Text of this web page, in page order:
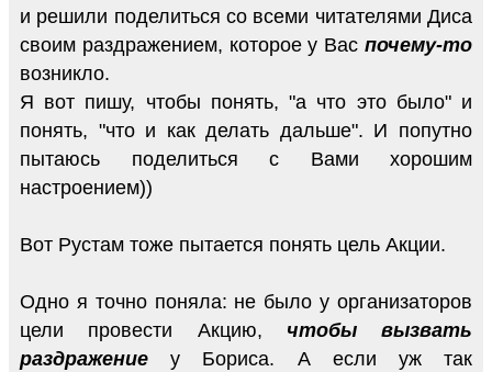
и решили поделиться со всеми читателями Диса
своим раздражением, которое у Вас почему-то
возникло.
Я вот пишу, чтобы понять, "а что это было" и
понять, "что и как делать дальше". И попутно
пытаюсь поделиться с Вами хорошим
настроением))
Вот Рустам тоже пытается понять цель Акции.
Одно я точно поняла: не было у организаторов
цели провести Акцию, чтобы вызвать
раздражениеу Бориса. А если уж так